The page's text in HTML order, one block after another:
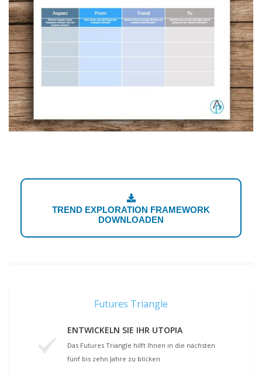
TREND EXPLORATION FRAMEWORK
DOWNLOADEN
Futures Triangle
ENTWICKELN SIE IHR UTOPIA
Das Futures Triangle hilft Ihnen in die nächsten
fünf bis zehn Jahre zu blicken